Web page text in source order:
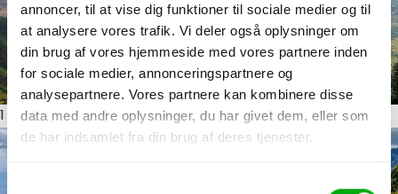
annoncer, til at vise dig funktioner til sociale medier og til
at analysere vores trafik. Vi deler også oplysninger om
din brug af vores hjemmeside med vores partnere inden
for sociale medier, annonceringspartnere og
analysepartnere. Vores partnere kan kombinere disse
data med andre oplysninger, du har givet dem, eller som
de har indsamlet fra din brug af deres tjenester.
1 ud af 4